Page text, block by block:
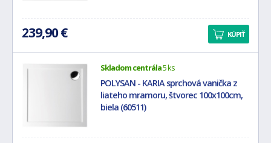
239,90 € KÚPIŤ
Skladom centrála5 ks
POLYSAN - KARIA sprchová vanička z
liateho mramoru, štvorec 100x100cm,
biela (60511)